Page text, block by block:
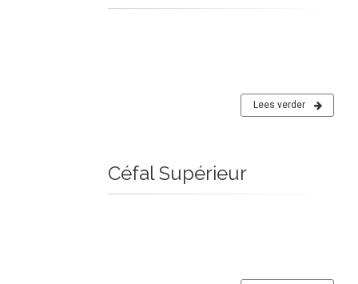
Lees verder
Céfal Supérieur